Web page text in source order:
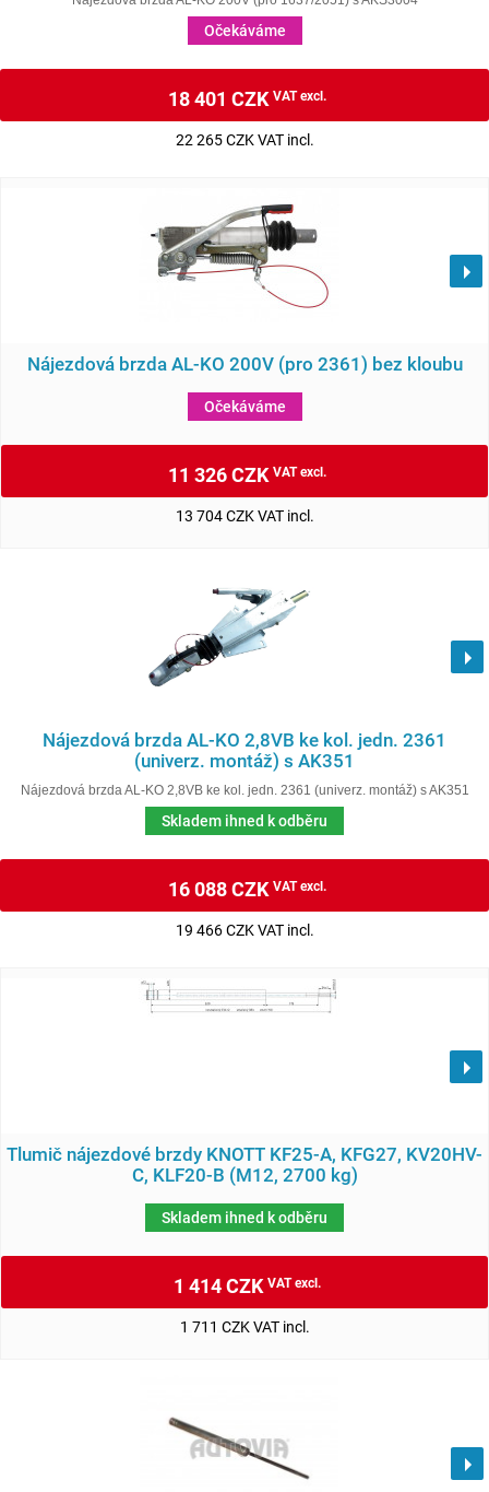
Očekáváme
18 401 CZKVAT excl.
22 265 CZK VAT incl.
Nájezdová brzda AL-KO 200V (pro 2361) bez kloubu
Očekáváme
11 326 CZKVAT excl.
13 704 CZK VAT incl.
Nájezdová brzda AL-KO 2,8VB ke kol. jedn. 2361
(univerz. montáž) s AK351
Nájezdová brzda AL-KO 2,8VB ke kol. jedn. 2361 (univerz. montáž) s AK351
Skladem ihned k odběru
16 088 CZKVAT excl.
19 466 CZK VAT incl.
Tlumič nájezdové brzdy KNOTT KF25-A, KFG27, KV20HV-
C, KLF20-B (M12, 2700 kg)
Skladem ihned k odběru
1 414 CZKVAT excl.
1 711 CZK VAT incl.